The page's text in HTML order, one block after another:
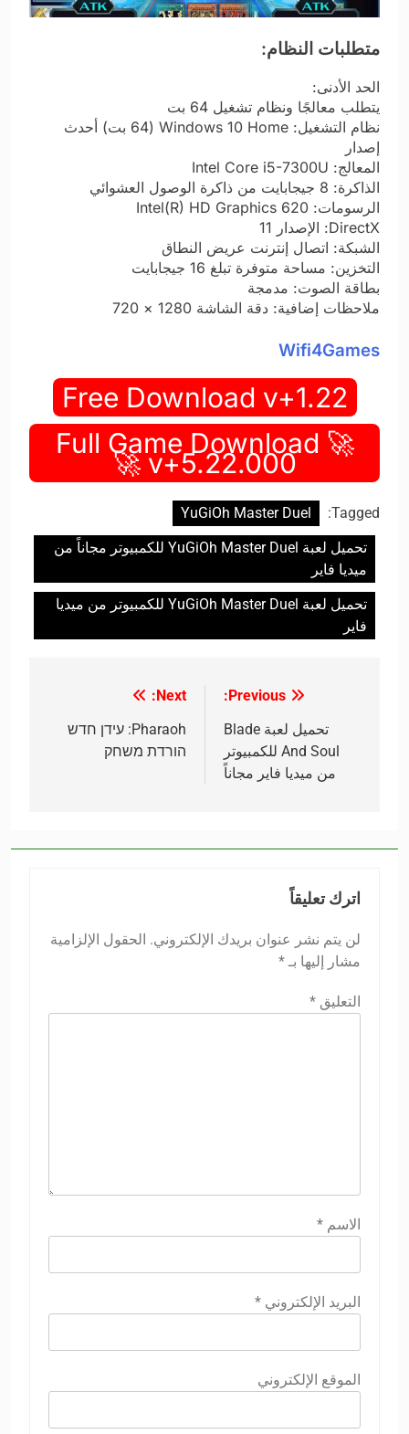
متطلبات النظام:
الحد الأدنى:
يتطلب معالجًا ونظام تشغيل 64 بت
نظام التشغيل: Windows 10 Home (64 بت) أحدث
إصدار
المعالج: Intel Core i5-7300U
الذاكرة: 8 جيجابايت من ذاكرة الوصول العشوائي
الرسومات: Intel(R) HD Graphics 620
DirectX: الإصدار 11
الشبكة: اتصال إنترنت عريض النطاق
التخزين: مساحة متوفرة تبلغ 16 جيجابايت
بطاقة الصوت: مدمجة
ملاحظات إضافية: دقة الشاشة 1280 × 720
Wifi4Games
Free Download v+1.22
🚀 Full Game Download
v+5.22.000 🚀
Tagged:
YuGiOh Master Duel
تحميل لعبة YuGiOh Master Duel للكمبيوتر مجاناً من
ميديا فاير
تحميل لعبة YuGiOh Master Duel للكمبيوتر من ميديا
فاير
المقالات
Previous:
تحميل لعبة Blade
And Soul للكمبيوتر
من ميديا فاير مجاناً
Next:
Pharaoh: עידן חדש
הורדת משחק
اترك تعليقاً
لن يتم نشر عنوان بريدك الإلكتروني. الحقول الإلزامية
مشار إليها بـ *
التعليق *
الاسم *
البريد الإلكتروني *
الموقع الإلكتروني